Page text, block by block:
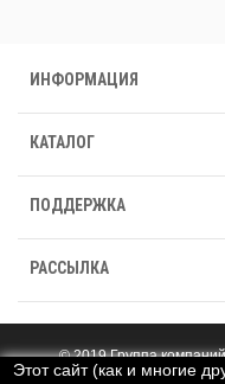
ИНФОРМАЦИЯ
КАТАЛОГ
ПОДДЕРЖКА
РАССЫЛКА
Этот сайт (как и многие
© 2019 Группа